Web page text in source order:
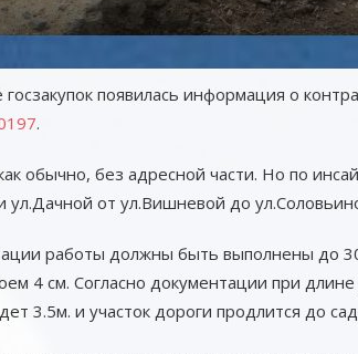
госзакупок появилась информация о
.
обычно, без адресной части. Но по
ул.Дачной от ул.Вишневой до
работы должны быть выполнены до
4 см. Согласно документации при
3.5м. и участок дороги продлится до